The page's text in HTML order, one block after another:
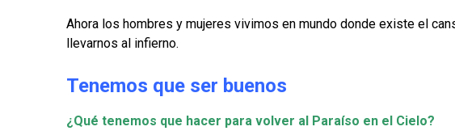
Ahora los hombres y mujeres vivimos en mundo donde existe el
llevarnos al infierno.
Tenemos que ser buenos
¿Qué tenemos que hacer para volver al Paraíso en el Cielo?